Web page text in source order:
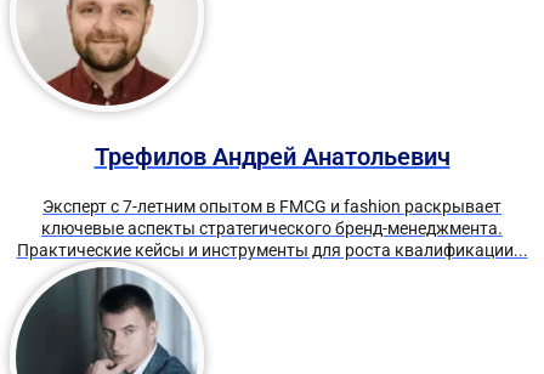
Трефилов Андрей Анатольевич
Эксперт с 7-летним опытом в FMCG и fashion раскрывает
ключевые аспекты стратегического бренд-менеджмента.
Практические кейсы и инструменты для роста квалификации...